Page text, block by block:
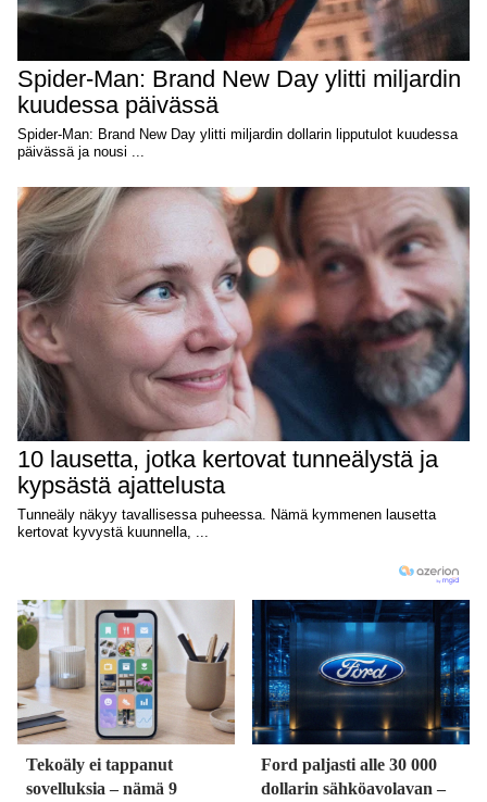
Tekoäly ei tappanut
sovelluksia – nämä 9
Ford paljasti alle 30 000
dollarin sähköavolavan –